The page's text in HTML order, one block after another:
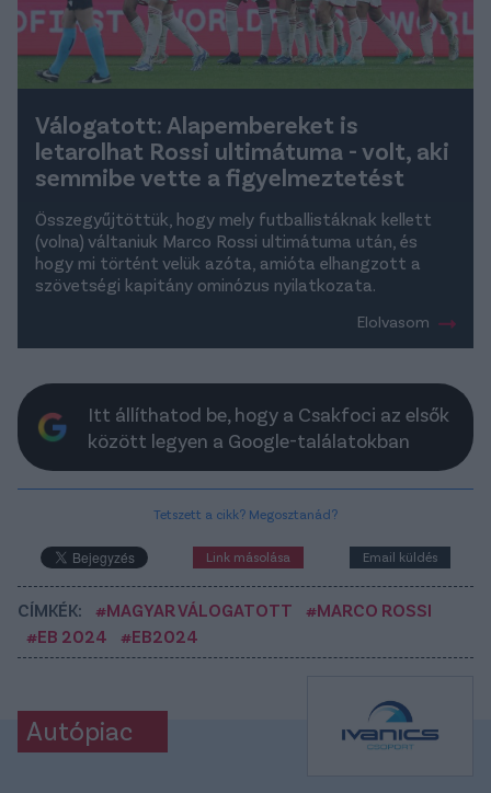
Válogatott: Alapembereket is
letarolhat Rossi ultimátuma - volt, aki
semmibe vette a figyelmeztetést
Összegyűjtöttük, hogy mely futballistáknak kellett
(volna) váltaniuk Marco Rossi ultimátuma után, és
hogy mi történt velük azóta, amióta elhangzott a
szövetségi kapitány ominózus nyilatkozata.
Elolvasom
Itt állíthatod be, hogy a Csakfoci az elsők
között legyen a Google-találatokban
Tetszett a cikk? Megosztanád?
Link másolása Email küldés
CÍMKÉK: #MAGYAR VÁLOGATOTT
#MARCO ROSSI
#EB 2024
#EB2024
Autópiac